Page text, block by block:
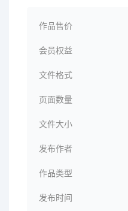
作品售价
会员权益
文件格式
页面数量
文件大小
发布作者
作品类型
发布时间